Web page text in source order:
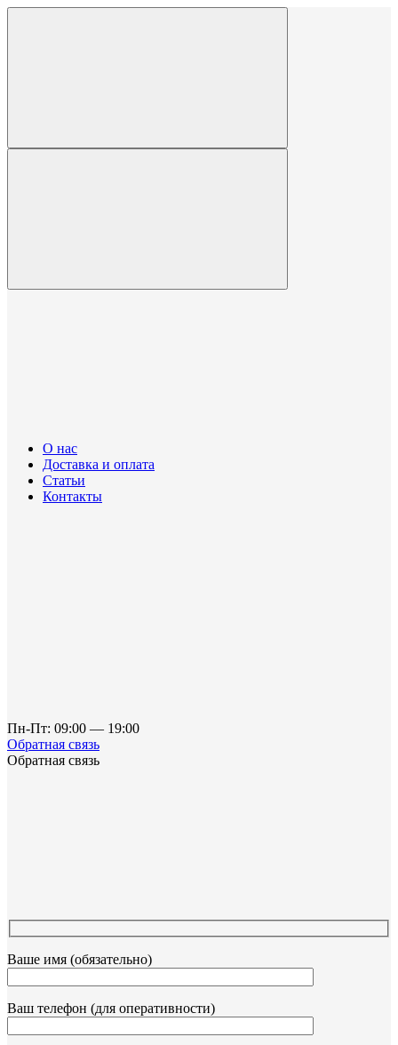
О нас
Доставка и оплата
Статьи
Контакты
Пн-Пт: 09:00 — 19:00
Обратная связь
Обратная связь
Ваше имя (обязательно)
Ваш телефон (для оперативности)